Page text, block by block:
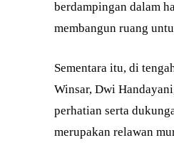
berdampingan dalam
membangun ruang
Sementara itu, di
Winsar, Dwi
perhatian serta
merupakan relawan